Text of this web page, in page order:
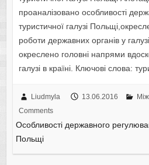
проаналізовано особливості
туристичної галузі
роботи державних органів у
окреслено головні напрями
галузі в країні. Ключові слова:
Liudmyla 13.06.2016
Comments
Особливості державного
Польщі